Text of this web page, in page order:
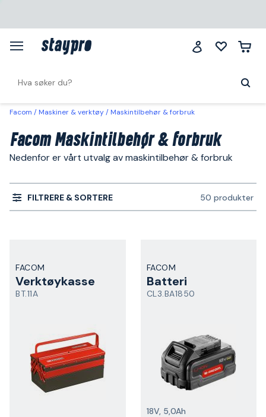
Facom Maskiner & verktøy Maskintilbehør & forbruk
Facom Maskintilbehør & forbruk
Nedenfor er vårt utvalg av maskintilbehør & forbruk
FILTRERE & SORTERE 50 produkter
FACOM
Verktøykasse
BT.11A
FACOM
Batteri
CL3.BA1850
18V, 5,0Ah